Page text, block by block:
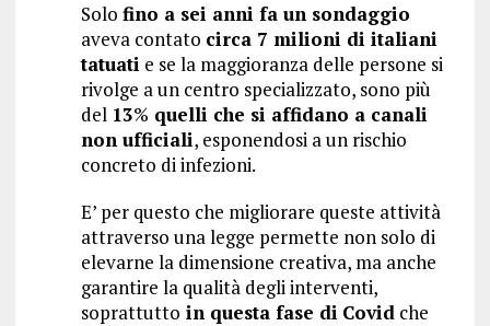
Solo fino a sei anni fa un sondaggio
aveva contato circa 7 milioni di italiani
tatuati e se la maggioranza delle persone si
rivolge a un centro specializzato, sono più
del 13% quelli che si affidano a canali
non ufficiali, esponendosi a un rischio
concreto di infezioni.
E’ per questo che migliorare queste attività
attraverso una legge permette non solo di
elevarne la dimensione creativa, ma anche
garantire la qualità degli interventi,
soprattutto in questa fase di Covidche